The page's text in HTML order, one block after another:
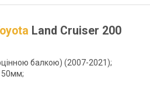
Land Cruiser 200
балкою) (2007-2021);
50мм;